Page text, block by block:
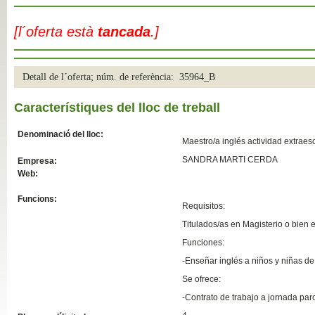
Slide01
[l´oferta està tancada.]
Detall de l´oferta; núm. de referència: 35964_B
Característiques del lloc de treball
Denominació del lloc:
Maestro/a inglés actividad
Empresa:
SANDRA MARTI CERDA
Web:
Funcions:
Requisitos:
Titulados/as en Magisterio o bien
Funciones:
-Enseñar inglés a niños y niñas
Se ofrece:
-Contrato de trabajo a jornada